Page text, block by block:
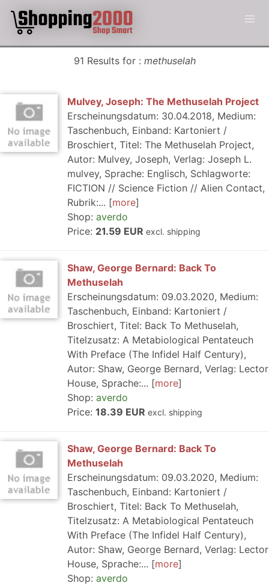
91 Results for : methuselah
Mulvey, Joseph: The Methuselah Project
Erscheinungsdatum: 30.04.2018, Medium:
Taschenbuch, Einband: Kartoniert /
Broschiert, Titel: The Methuselah Project,
Autor: Mulvey, Joseph, Verlag: Joseph L.
mulvey, Sprache: Englisch, Schlagworte:
FICTION // Science Fiction // Alien Contact,
Rubrik:...
more
Shop: averdo
Price: 21.59 EUR excl. shipping
Shaw, George Bernard: Back To
Methuselah
Erscheinungsdatum: 09.03.2020, Medium:
Taschenbuch, Einband: Kartoniert /
Broschiert, Titel: Back To Methuselah,
Titelzusatz: A Metabiological Pentateuch
With Preface (The Infidel Half Century),
Autor: Shaw, George Bernard, Verlag: Lector
House, Sprache:...
more
Shop: averdo
Price: 18.39 EUR excl. shipping
Shaw, George Bernard: Back To
Methuselah
Erscheinungsdatum: 09.03.2020, Medium:
Taschenbuch, Einband: Kartoniert /
Broschiert, Titel: Back To Methuselah,
Titelzusatz: A Metabiological Pentateuch
With Preface (The Infidel Half Century),
Autor: Shaw, George Bernard, Verlag: Lector
House, Sprache:...
more
Shop: averdo